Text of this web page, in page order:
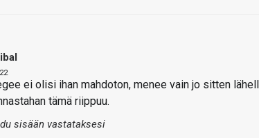
ei olisi ihan mahdoton, menee vain jo sitten
tämä riippuu.
sisään vastataksesi